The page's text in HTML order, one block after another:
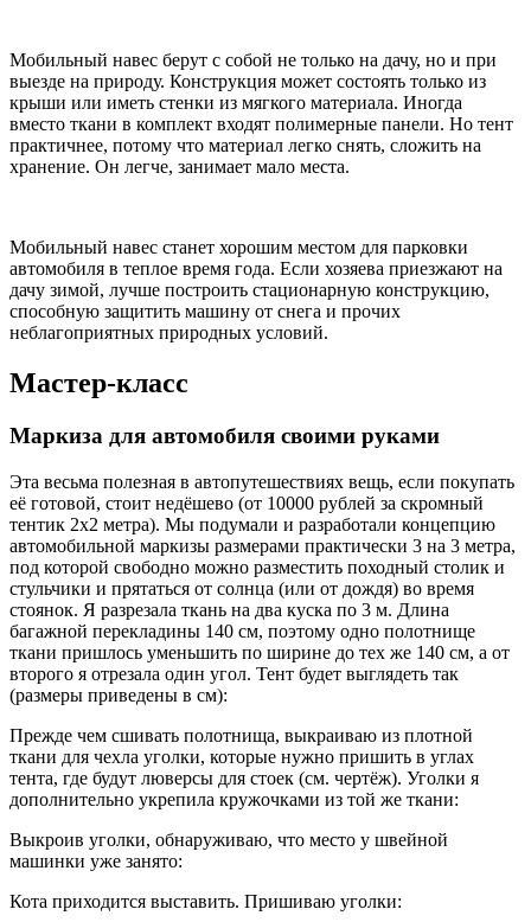
Мобильный навес берут с собой не только на дачу, но и при
выезде на природу. Конструкция может состоять только из
крыши или иметь стенки из мягкого материала. Иногда
вместо ткани в комплект входят полимерные панели. Но тент
практичнее, потому что материал легко снять, сложить на
хранение. Он легче, занимает мало места.
Мобильный навес станет хорошим местом для парковки
автомобиля в теплое время года. Если хозяева приезжают на
дачу зимой, лучше построить стационарную конструкцию,
способную защитить машину от снега и прочих
неблагоприятных природных условий.
Мастер-класс
Маркиза для автомобиля своими руками
Эта весьма полезная в автопутешествиях вещь, если покупать
её готовой, стоит недёшево (от 10000 рублей за скромный
тентик 2х2 метра). Мы подумали и разработали концепцию
автомобильной маркизы размерами практически 3 на 3 метра,
под которой свободно можно разместить походный столик и
стульчики и прятаться от солнца (или от дождя) во время
стоянок. Я разрезала ткань на два куска по 3 м. Длина
багажной перекладины 140 см, поэтому одно полотнище
ткани пришлось уменьшить по ширине до тех же 140 см, а от
второго я отрезала один угол. Тент будет выглядеть так
(размеры приведены в см):
Прежде чем сшивать полотнища, выкраиваю из плотной
ткани для чехла уголки, которые нужно пришить в углах
тента, где будут люверсы для стоек (см. чертёж). Уголки я
дополнительно укрепила кружочками из той же ткани:
Выкроив уголки, обнаруживаю, что место у швейной
машинки уже занято:
Кота приходится выставить. Пришиваю уголки: